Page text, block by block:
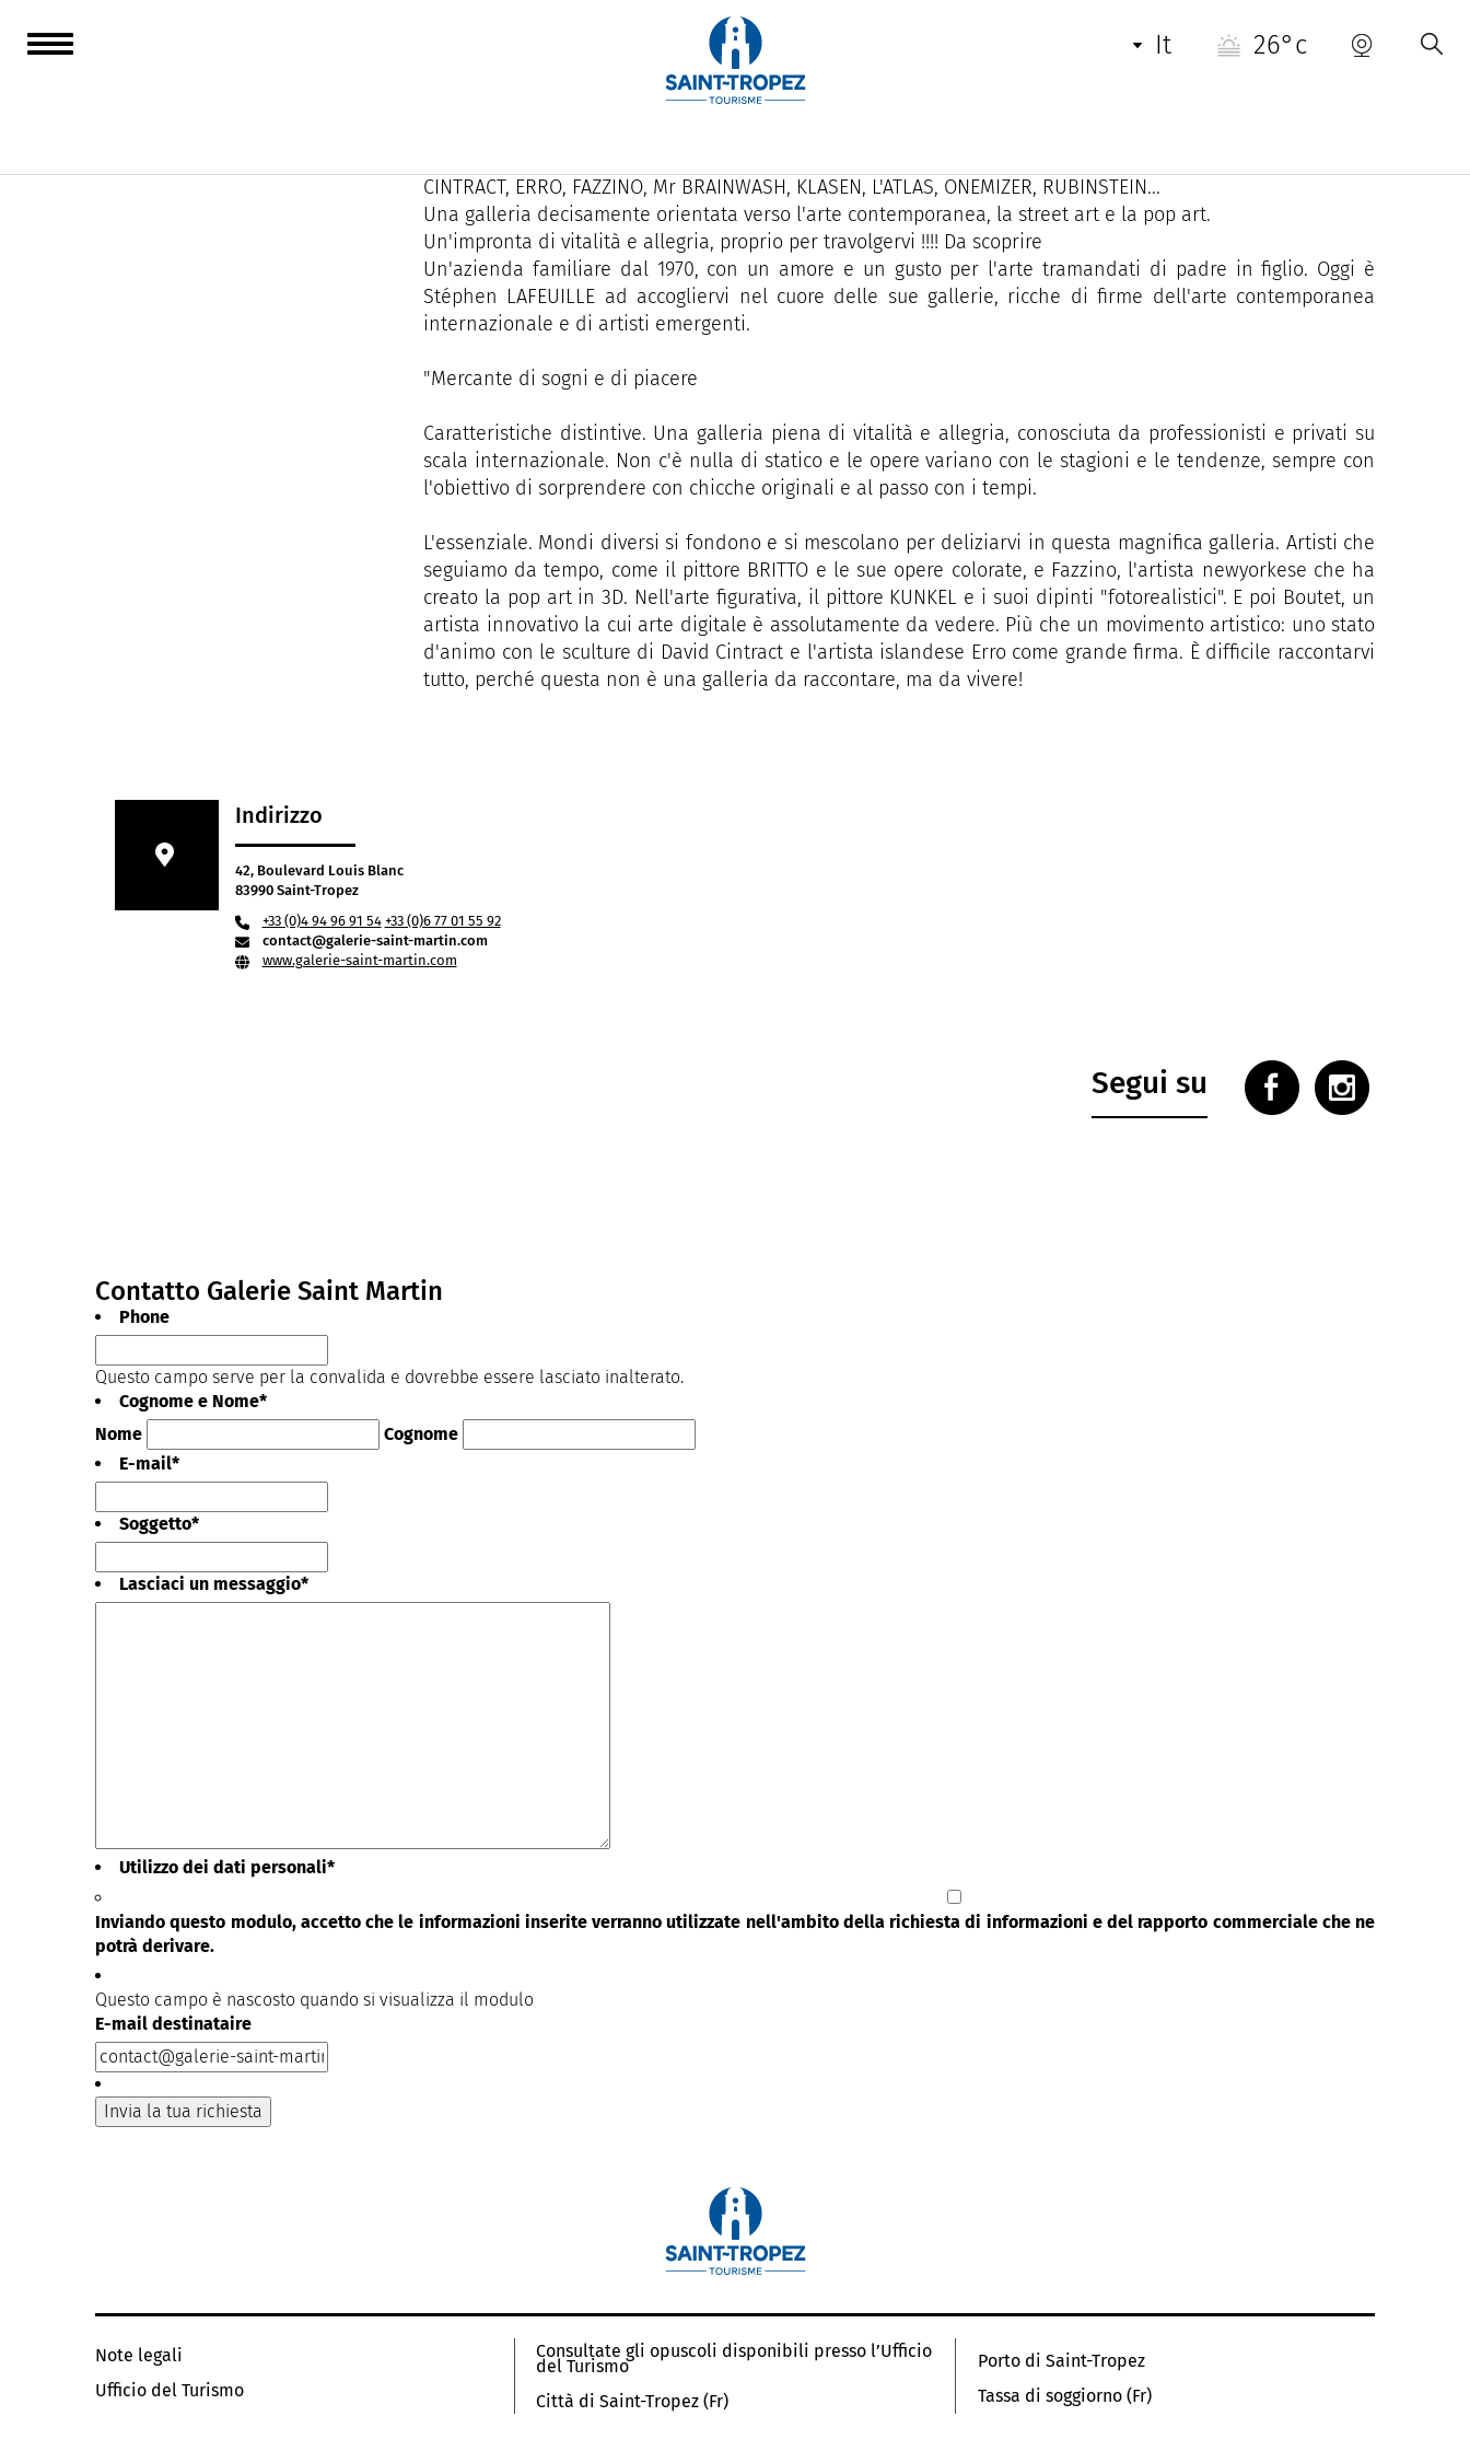
it 26°c
Dal 1970, la Galerie Saint Martin si impegna a presentare in modo permanente i principali nomi della scena
artistica contemporanea internazionale e a sostenere il lavoro di giovani artisti emergenti.
CINTRACT, ERRO, FAZZINO, Mr BRAINWASH, KLASEN, L'ATLAS, ONEMIZER, RUBINSTEIN...
Una galleria decisamente orientata verso l'arte contemporanea, la street art e la pop art.
Un'impronta di vitalità e allegria, proprio per travolgervi !!!! Da scoprire
Un'azienda familiare dal 1970, con un amore e un gusto per l'arte tramandati di padre in figlio. Oggi è
Stéphen LAFEUILLE ad accogliervi nel cuore delle sue gallerie, ricche di firme dell'arte contemporanea
internazionale e di artisti emergenti.
"Mercante di sogni e di piacere
Caratteristiche distintive. Una galleria piena di vitalità e allegria, conosciuta da professionisti e privati su
scala internazionale. Non c'è nulla di statico e le opere variano con le stagioni e le tendenze, sempre con
l'obiettivo di sorprendere con chicche originali e al passo con i tempi.
L'essenziale. Mondi diversi si fondono e si mescolano per deliziarvi in questa magnifica galleria. Artisti che
seguiamo da tempo, come il pittore BRITTO e le sue opere colorate, e Fazzino, l'artista newyorkese che ha
creato la pop art in 3D. Nell'arte figurativa, il pittore KUNKEL e i suoi dipinti "fotorealistici". E poi Boutet, un
artista innovativo la cui arte digitale è assolutamente da vedere. Più che un movimento artistico: uno stato
d'animo con le sculture di David Cintract e l'artista islandese Erro come grande firma. È difficile raccontarvi
tutto, perché questa non è una galleria da raccontare, ma da vivere!
Indirizzo
42, Boulevard Louis Blanc
83990 Saint-Tropez
+33 (0)4 94 96 91 54 +33 (0)6 77 01 55 92
contact@galerie-saint-martin.com
www.galerie-saint-martin.com
Segui su
Contatto Galerie Saint Martin
Phone
Questo campo serve per la convalida e dovrebbe essere lasciato inalterato.
Cognome e Nome*
Nome
Cognome
E-mail*
Soggetto*
Lasciaci un messaggio*
Utilizzo dei dati personali*
Inviando questo modulo, accetto che le informazioni inserite verranno utilizzate nell'ambito della richiesta di informazioni e del rapporto commerciale che ne
potrà derivare.
Questo campo è nascosto quando si visualizza il modulo
E-mail destinataire
Note legali
Ufficio del Turismo
Consultate gli opuscoli disponibili presso l’Ufficio
del Turismo
Città di Saint-Tropez (Fr)
Porto di Saint-Tropez
Tassa di soggiorno (Fr)